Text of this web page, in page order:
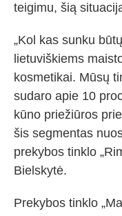
teigimu, šią
„Kol kas sunku
lietuviškiems
kosmetikai. Mūsų
sudaro apie 10
kūno priežiūros
šis segmentas
prekybos tinklo
Bielskytė.
Prekybos tinklo